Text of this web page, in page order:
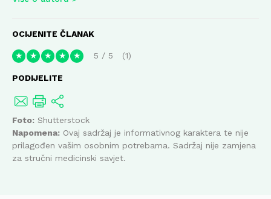
OCIJENITE ČLANAK
★ ★ ★ ★ ★ 5 / 5 1
PODIJELITE
Foto: Shutterstock
Napomena: Ovaj sadržaj je informativnog karaktera te nije
prilagođen vašim osobnim potrebama. Sadržaj nije zamjena
za stručni medicinski savjet.